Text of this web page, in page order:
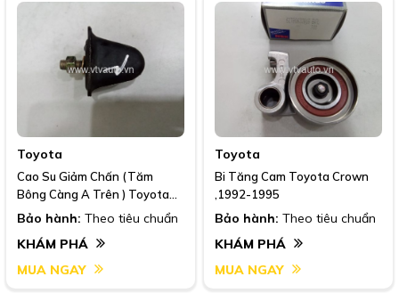
Toyota
Cao Su Giảm Chấn (Tăm
Bông Càng A Trên ) Toyota
Crown ,1991-1995
Bảo hành: Theo tiêu chuẩn
KHÁM PHÁ
MUA NGAY
Toyota
Bi Tăng Cam Toyota Crown
,1992-1995
Bảo hành: Theo tiêu chuẩn
KHÁM PHÁ
MUA NGAY